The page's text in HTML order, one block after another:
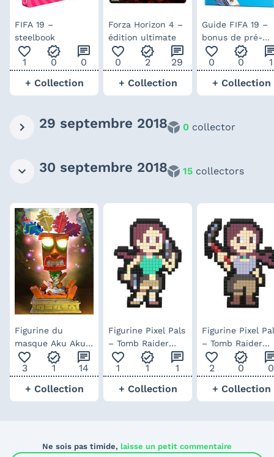
FIFA 19 –
steelbook
favorite_outline
1
verified
0
chat
0
+ Collection
Forza Horizon 4 –
édition ultimate
favorite_outline
0
verified
2
chat
29
+ Collection
Guide FIFA 19 –
bonus de pré-
commande
favorite_outline
0
verified
0
1
+ Collection
29 septembre 2018 0 collector
30 septembre 2018 15 collectors
Figurine du
masque Aku Aku
dans Crash
Bandicoot par F4F
favorite_outline
3
verified
1
chat
14
+ Collection
Figurine Pixel Pals
– Tomb Raider
Lara Croft classic
favorite_outline
1
verified
1
chat
1
+ Collection
Figurine Pixel
– Tomb Raider
Lara Croft
favorite_outline
2
verified
0
0
+ Collection
Ne sois pas timide, laisse un petit commentaire